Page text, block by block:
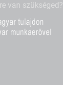
van szükséged?